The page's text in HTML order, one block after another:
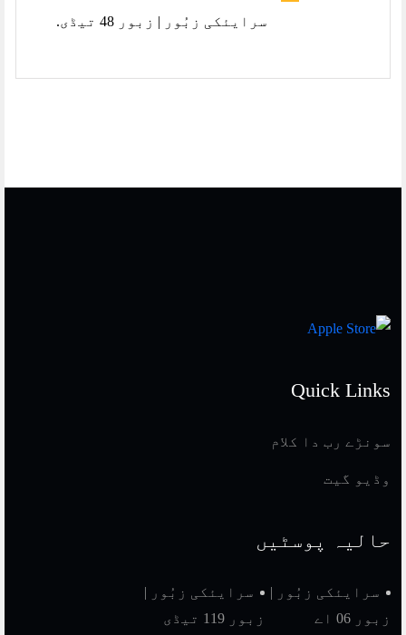
سرایئکی زبُور | زبور 48 تیڈی.
Quick Links
سونڑے رب دا کلام
وڈیو گیت
حالیہ پوسٹیں
سرایئکی زبُور |
زبور 119 تیڈی
سرایئکی زبُور |
زبور 06 اے